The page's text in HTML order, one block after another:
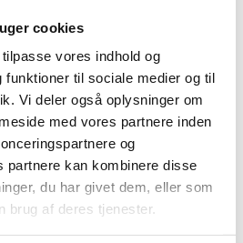
cookies
vores indhold og
funktioner til sociale medier og til
Vi deler også oplysninger om
med vores partnere inden
og
partnere kan kombinere disse
du har givet dem, eller som
brug af deres tjenester.